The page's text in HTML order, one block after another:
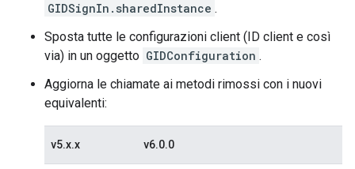
GIDSignIn.sharedInstance .
Sposta tutte le configurazioni client (ID client e così
via) in un oggetto GIDConfiguration .
Aggiorna le chiamate ai metodi rimossi con i nuovi
equivalenti:
v5.x.x v6.0.0